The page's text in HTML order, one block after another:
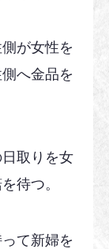
が女性を
へ金品を
取りを女
待つ。
て新婦を